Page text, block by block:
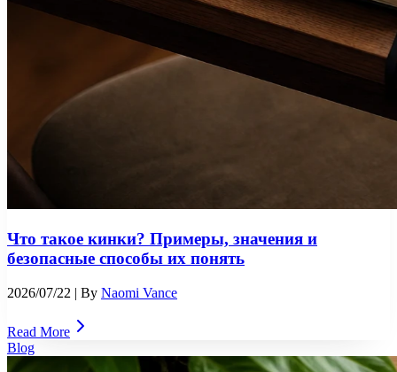
Что такое кинки? Примеры, значения и
безопасные способы их понять
2026/07/22 | By Naomi Vance
Read More
Blog